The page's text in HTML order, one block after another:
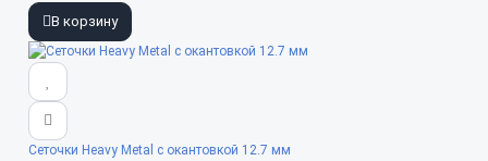
В корзину
Сеточки Heavy Metal с окантовкой 12.7 мм